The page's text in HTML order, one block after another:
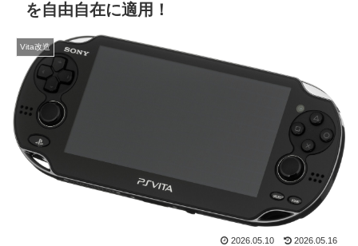
を自由自在に適用！
Vita改造
2026.05.10 2026.05.16